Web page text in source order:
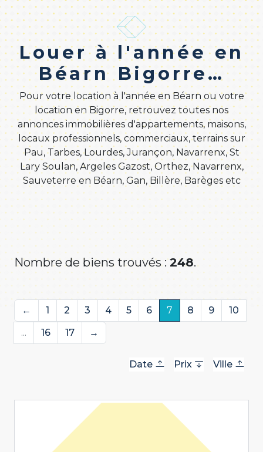
Louer à l'année en
Béarn Bigorre…
Pour votre location à l'année en Béarn ou votre
location en Bigorre, retrouvez toutes nos
annonces immobilières d'appartements, maisons,
locaux professionnels, commerciaux, terrains sur
Pau, Tarbes, Lourdes, Jurançon, Navarrenx, St
Lary Soulan, Argeles Gazost, Orthez, Navarrenx,
Sauveterre en Béarn, Gan, Billère, Barèges etc
Nombre de biens trouvés :248.
← 1 2 3 4 5 6 7 8 9
10
...
16 17 →
Date Prix Ville